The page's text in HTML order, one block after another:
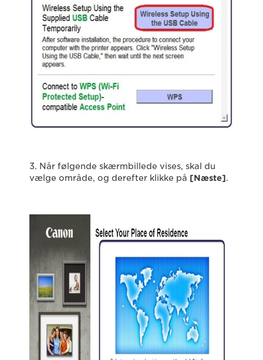
3. Når følgende skærmbillede vises, skal du
vælge område, og derefter klikke på [Næste].